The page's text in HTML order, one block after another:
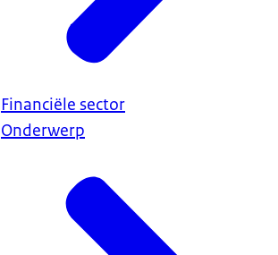
Financiële sector
Onderwerp